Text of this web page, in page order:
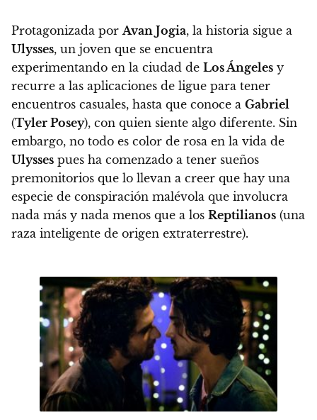
Protagonizada porAvan Jogia, la historia sigue a
Ulysses, un joven que se encuentra
experimentando en la ciudad de Los Ángeles y
recurre a las aplicaciones de ligue para tener
encuentros casuales, hasta que conoce a Gabriel
(Tyler Posey), con quien siente algo diferente. Sin
embargo, no todo es color de rosa en la vida de
Ulysses pues ha comenzado a tener sueños
premonitorios que lo llevan a creer que hay una
especie de conspiración malévola que involucra
nada más y nada menos que a los Reptilianos (una
raza inteligente de origen extraterrestre).